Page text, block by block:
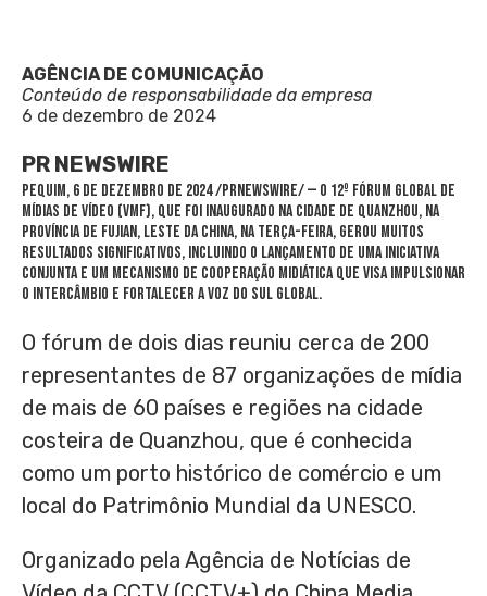
AGÊNCIA DE COMUNICAÇÃO
Conteúdo de responsabilidade da empresa
6 de dezembro de 2024
PR NEWSWIRE
PEQUIM, 6 de dezembro de 2024/PRNewswire/ — O 12º Fórum Global de
Mídias de Vídeo (VMF), que foi inaugurado na cidade de Quanzhou, na
província de Fujian, leste da China, na terça-feira, gerou muitos
resultados significativos, incluindo o lançamento de uma iniciativa
conjunta e um mecanismo de cooperação midiática que visa impulsionar
o intercâmbio e fortalecer a voz do sul global.
O fórum de dois dias reuniu cerca de 200
representantes de 87 organizações de mídia
de mais de 60 países e regiões na cidade
costeira de Quanzhou, que é conhecida
como um porto histórico de comércio e um
local do Patrimônio Mundial da UNESCO.
Organizado pela Agência de Notícias de